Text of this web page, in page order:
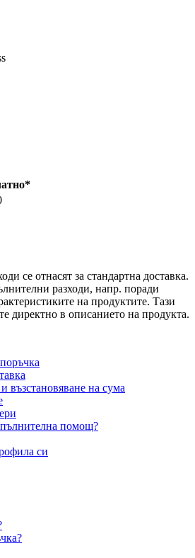
се отнасят за стандартна доставка.
разходи, напр. поради
на продуктите. Тази
директно в описанието на продукта.
възстановяване на сума
помощ?
си